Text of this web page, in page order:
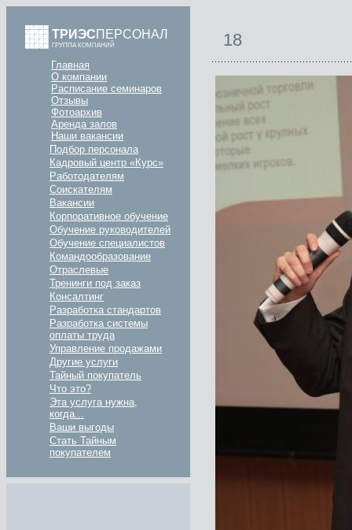
ТРИЭСПЕРСОНАЛ
ГРУППА КОМПАНИЙ
Главная
О компании
Расписание семинаров
Отзывы
Фотоархив
Аренда залов
Наши вакансии
Подбор персонала
Кадровый центр «Курс»
Работодателям
Соискателям
Вакансии
Корпоративное обучение
Обучение руководителей
Обучение специалистов
Командообразование
Отраслевые
Тренинги под заказ
Консалтинг
Разработка стандартов
Разработка системы
оплаты труда
Управление продажами
Другие услуги
Тайный покупатель
Что это?
Эта услуга нужна,
когда...
Ваши выгоды
Стать Тайным
покупателем
18